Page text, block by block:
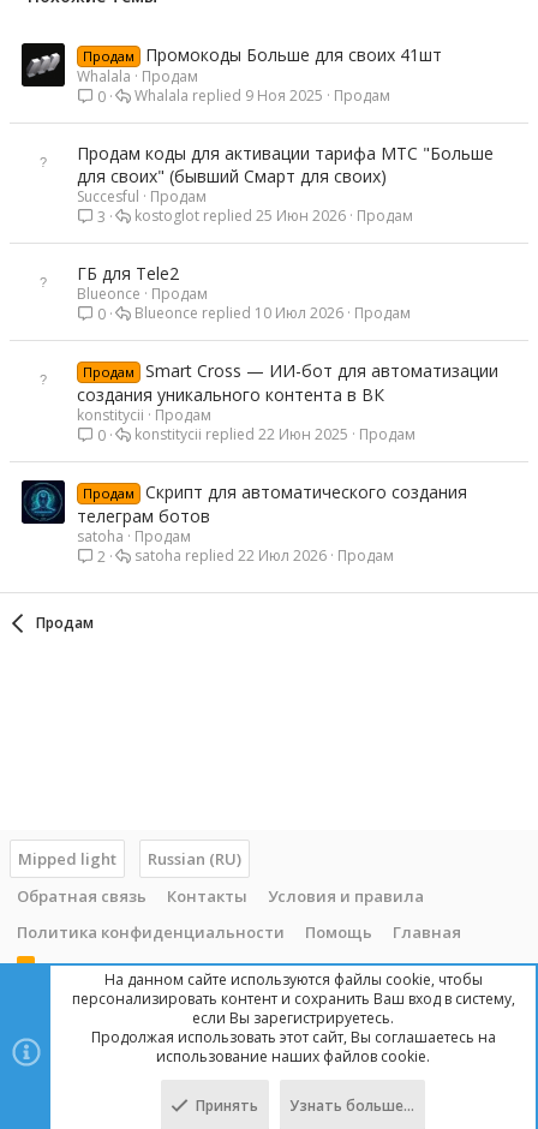
Продам Промокоды Больше для своих 41шт
Whalala
Продам
0
Продам
9 Ноя 2025
Whalala
Продам коды для активации тарифа МТС "Больше
для своих" (бывший Смарт для своих)
Succesful
Продам
3
Продам
25 Июн 2026
kostoglot
ГБ для Tele2
Blueonce
Продам
0
Продам
10 Июл 2026
Blueonce
Продам
Smart Cross — ИИ-бот для автоматизации
создания уникального контента в ВК
konstitycii
Продам
0
Продам
22 Июн 2025
konstitycii
Продам
Скрипт для автоматического создания
телеграм ботов
satoha
Продам
2
Продам
22 Июл 2026
satoha
Продам
Mipped light
Russian (RU)
Обратная связь
Контакты
Условия и правила
Политика конфиденциальности
Помощь Главная
R
Copyright © 2014 - 2025, mipped.com. Все права защищены. При
копировании материала с сайта, обратная ссылка обязательна!
На данном сайте используются файлы cookie, чтобы
персонализировать контент и сохранить Ваш вход в систему,
если Вы зарегистрируетесь.
Продолжая использовать этот сайт, Вы соглашаетесь на
использование наших файлов cookie.
Принять Узнать больше…